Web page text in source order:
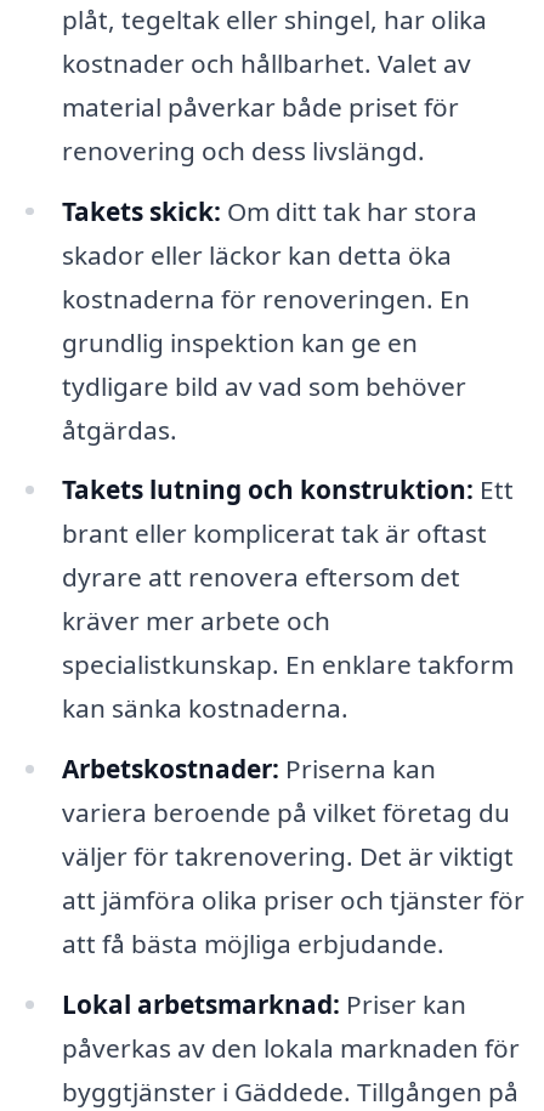
plåt, tegeltak eller shingel, har olika
kostnader och hållbarhet. Valet av
material påverkar både priset för
renovering och dess livslängd.
Takets skick: Om ditt tak har stora
skador eller läckor kan detta öka
kostnaderna för renoveringen. En
grundlig inspektion kan ge en
tydligare bild av vad som behöver
åtgärdas.
Takets lutning och konstruktion: Ett
brant eller komplicerat tak är oftast
dyrare att renovera eftersom det
kräver mer arbete och
specialistkunskap. En enklare takform
kan sänka kostnaderna.
Arbetskostnader: Priserna kan
variera beroende på vilket företag du
väljer för takrenovering. Det är viktigt
att jämföra olika priser och tjänster för
att få bästa möjliga erbjudande.
Lokal arbetsmarknad: Priser kan
påverkas av den lokala marknaden för
byggtjänster i Gäddede. Tillgången på